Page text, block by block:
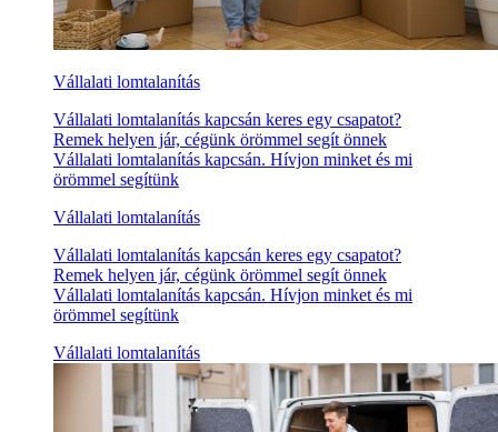
Vállalati lomtalanítás
Vállalati lomtalanítás kapcsán keres egy csapatot?
Remek helyen jár, cégünk örömmel segít önnek
Vállalati lomtalanítás kapcsán. Hívjon minket és mi
örömmel segítünk
Vállalati lomtalanítás
Vállalati lomtalanítás kapcsán keres egy csapatot?
Remek helyen jár, cégünk örömmel segít önnek
Vállalati lomtalanítás kapcsán. Hívjon minket és mi
örömmel segítünk
Vállalati lomtalanítás